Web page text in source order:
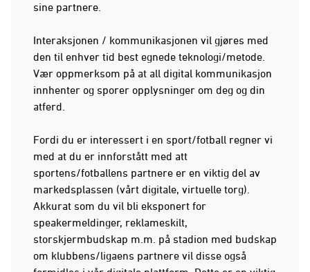
sine partnere.
Interaksjonen / kommunikasjonen vil gjøres med
den til enhver tid best egnede teknologi/metode.
Vær oppmerksom på at all digital kommunikasjon
innhenter og sporer opplysninger om deg og din
atferd.
Fordi du er interessert i en sport/fotball regner vi
med at du er innforstått med att
sportens/fotballens partnere er en viktig del av
markedsplassen (vårt digitale, virtuelle torg).
Akkurat som du vil bli eksponert for
speakermeldinger, reklameskilt,
storskjermbudskap m.m. på stadion med budskap
om klubbens/ligaens partnere vil disse også